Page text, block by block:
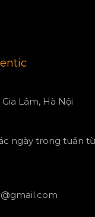
Lâm, Hà Nội
ngày trong tuần